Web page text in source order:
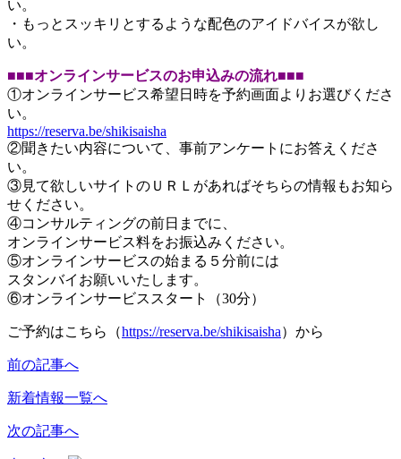
い。
・もっとスッキリとするような配色のアイドバイスが欲し
い。
■■■オンラインサービスのお申込みの流れ■■■
①オンラインサービス希望日時を予約画面よりお選びくださ
い。
https://reserva.be/shikisaisha
②聞きたい内容について、事前アンケートにお答えくださ
い。
③見て欲しいサイトのＵＲＬがあればそちらの情報もお知ら
せください。
④コンサルティングの前日までに、
オンラインサービス料をお振込みください。
⑤オンラインサービスの始まる５分前には
スタンバイお願いいたします。
⑥オンラインサービススタート（30分）
ご予約はこちら（https://reserva.be/shikisaisha）から
前の記事へ
新着情報一覧へ
次の記事へ